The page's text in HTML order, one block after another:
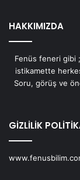
HAKKIMIZDA
Fenüs feneri gibi
istikamette
Soru, görüş ve
GİZLİLİK